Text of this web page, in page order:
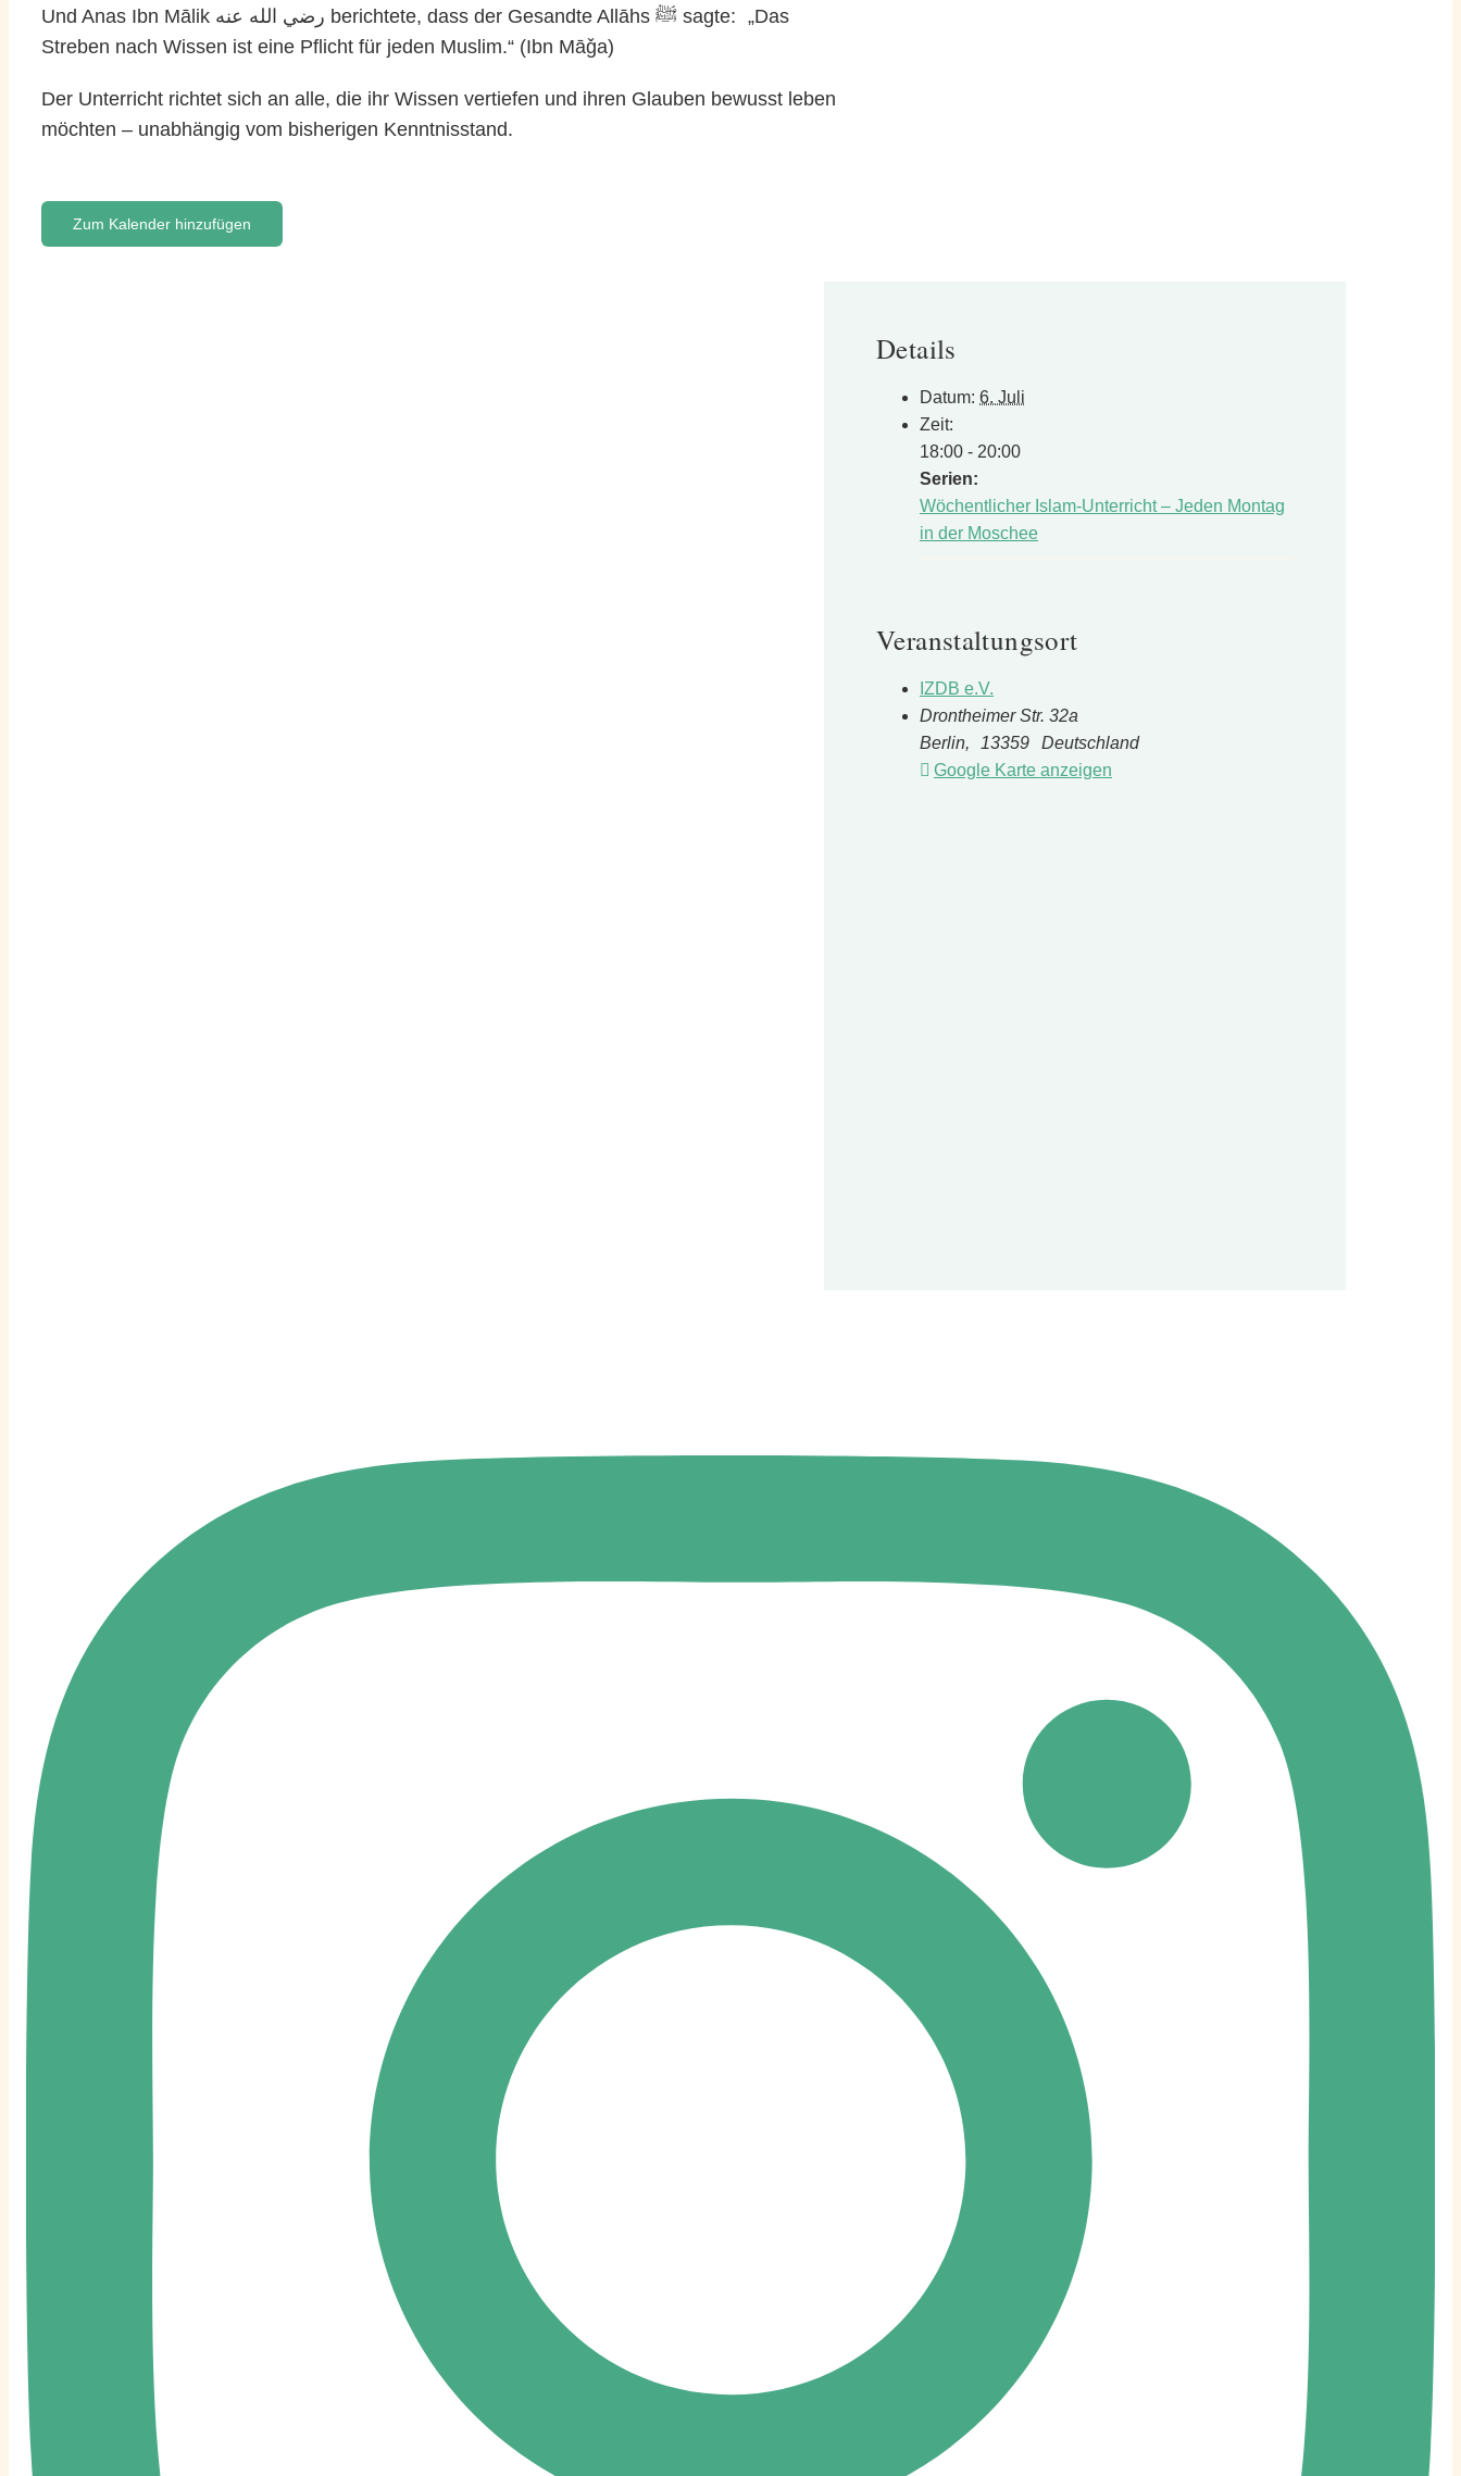
Und Anas Ibn Mālik رضي الله عنه berichtete, dass der Gesandte Allāhs ﷺ sagte: „Das
Streben nach Wissen ist eine Pflicht für jeden Muslim.“ (Ibn Māǧa)
Der Unterricht richtet sich an alle, die ihr Wissen vertiefen und ihren Glauben bewusst leben
möchten – unabhängig vom bisherigen Kenntnisstand.
Zum Kalender hinzufügen
Details
Datum: 6. Juli
Zeit:
18:00 - 20:00
Serien:
Wöchentlicher Islam-Unterricht – Jeden Montag
in der Moschee
Veranstaltungsort
IZDB e.V.
Drontheimer Str. 32a
Berlin, 13359
Deutschland
Google Karte anzeigen